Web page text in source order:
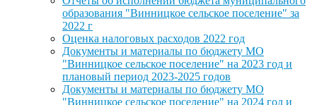
образования "Винницкое сельское поселение" за
2022 г
Оценка налоговых расходов 2022 год
Документы и материалы по бюджету МО
"Винницкое сельское поселение" на 2023 год и
плановый период 2023-2025 годов
Документы и материалы по бюджету МО
"Винницкое сельское поселение" на 2024 год и